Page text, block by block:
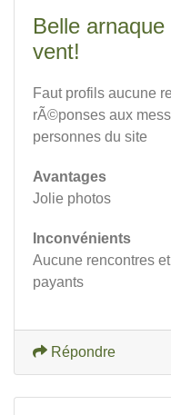
Belle arnaque
vent!
Faut profils aucune
rÃ©ponses aux
personnes du site
Avantages
Jolie photos
Inconvénients
Aucune rencontres
payants
Répondre